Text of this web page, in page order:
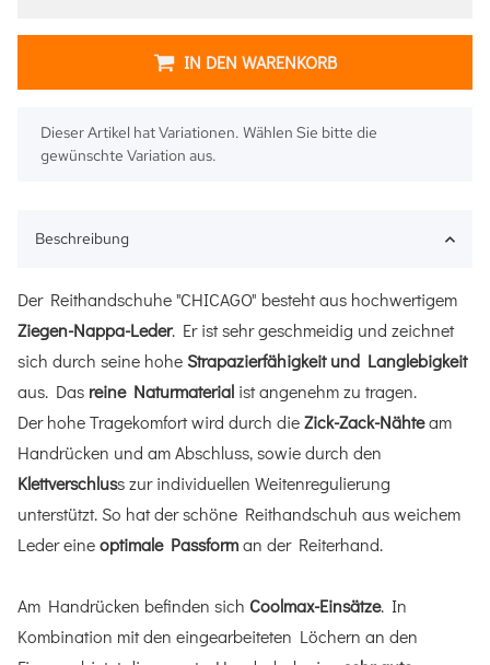
IN DEN WARENKORB
x
Dieser Artikel hat Variationen. Wählen Sie bitte die
gewünschte Variation aus.
Beschreibung
Der Reithandschuhe "CHICAGO" besteht aus hochwertigem
Ziegen-Nappa-Leder. Er ist sehr geschmeidig und zeichnet
sich durch seine hoheStrapazierfähigkeit und Langlebigkeit
aus. Das reine Naturmaterial ist angenehm zu tragen.
Der hohe Tragekomfort wird durch dieZick-Zack-Nähteam
Handrücken und am Abschluss, sowie durch den
Klettverschluss zur individuellen Weitenregulierung
unterstützt. So hat der schöne Reithandschuh aus weichem
Leder eineoptimale Passforman der Reiterhand.
Am Handrücken befinden sich Coolmax-Einsätze. In
Kombination mit den eingearbeiteten Löchern an den